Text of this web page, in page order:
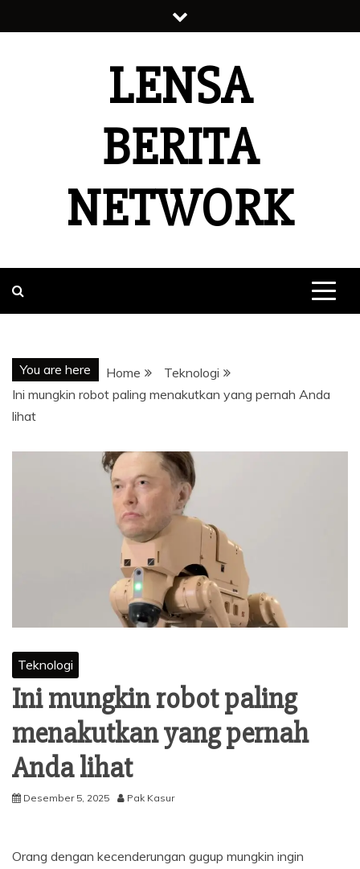
to
LENSA
BERITA
NETWORK
You are here Home
Teknologi
Ini mungkin robot paling menakutkan yang pernah Anda
lihat
Teknologi
Ini mungkin robot paling
menakutkan yang pernah
Anda lihat
Desember 5, 2025 Pak Kasur
Orang dengan kecenderungan gugup mungkin ingin